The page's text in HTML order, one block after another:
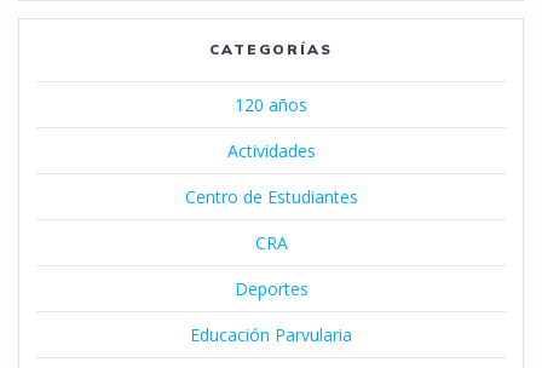
CATEGORÍAS
120 años
Actividades
Centro de Estudiantes
CRA
Deportes
Educación Parvularia